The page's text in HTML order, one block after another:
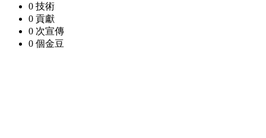
0 技術
0 貢獻
0 次宣傳
0 個金豆